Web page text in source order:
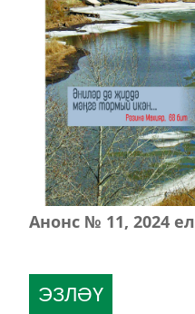
Анонс № 11, 2024 ел
ЭЗЛӘҮ